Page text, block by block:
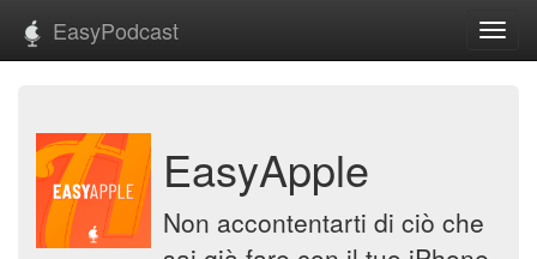
EasyPodcast
EasyApple
Non accontentarti di ciò che